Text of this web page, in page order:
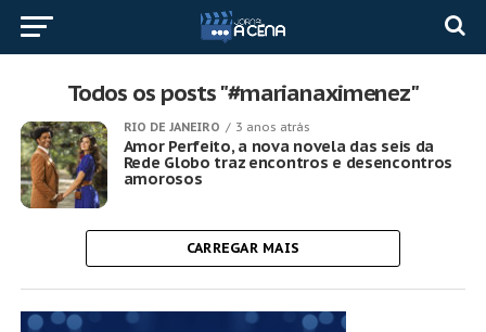
Todos os posts "#marianaximenez"
RIO DE JANEIRO 3 anos atrás
Amor Perfeito, a nova novela das seis da
Rede Globo traz encontros e desencontros
amorosos
CARREGAR MAIS